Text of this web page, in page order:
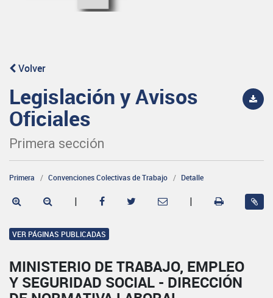
Volver
Legislación y Avisos
Oficiales
Primera sección
Primera Convenciones Colectivas de Trabajo Detalle
| |
VER PÁGINAS PUBLICADAS
MINISTERIO DE TRABAJO, EMPLEO
Y SEGURIDAD SOCIAL - DIRECCIÓN